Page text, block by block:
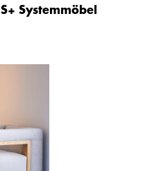
S+ Systemmöbel